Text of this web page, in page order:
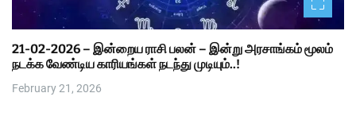
21-02-2026 – இன்றைய ராசி பலன் – இன்று அரசாங்கம் மூலம்
நடக்க வேண்டிய காரியங்கள் நடந்து முடியும்..!
February 21, 2026